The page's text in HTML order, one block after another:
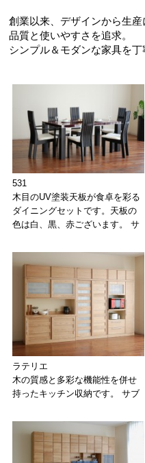
創業以来、デザインから生
品質と使いやすさを追求。
シンプル＆モダンな家具を丁
531
木目のUV塗装天板が食卓を彩る
ダイニングセットです。天板の
色は白、黒、赤ございます。 サ
ラテリエ
木の質感と多彩な機能性を併せ
持ったキッチン収納です。 サブ